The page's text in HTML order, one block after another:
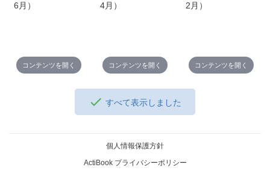
6月）
コンテンツを開く
4月）
コンテンツを開く
2月）
コンテンツを開く
すべて表示しました
個人情報保護方針
ActiBook プライバシーポリシー